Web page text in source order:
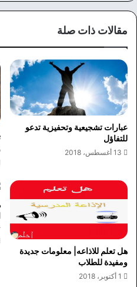
مقالات ذات صلة
عبارات تشجيعية وتحفيزية تدعو
للتفاؤل
13 أغسطس، 2018
هل تعلم للاذاعه| معلومات جديدة
ومفيدة للطلاب
1 أكتوبر، 2018